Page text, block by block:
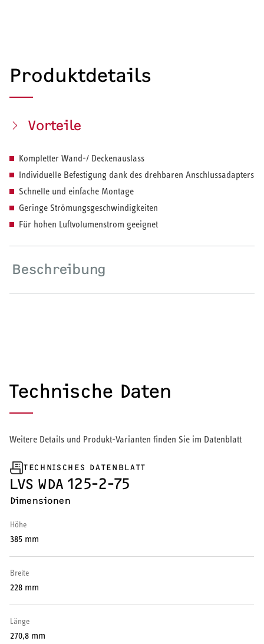
Nachtspeicherheizung
WARMWASSER
Durchlauferhitzer
Warmwasser-Wärmepumpe
Kochendwassergeräte
Händetrockner
Produktdetails
Vorteile
Kompletter Wand-/ Deckenauslass
Individuelle Befestigung dank des drehbaren Anschlussadapters
Schnelle und einfache Montage
Geringe Strömungsgeschwindigkeiten
Für hohen Luftvolumenstrom geeignet
Beschreibung
Technische Daten
Weitere Details und Produkt-Varianten finden Sie im Datenblatt
TECHNISCHES DATENBLATT
LVS WDA 125-2-75
Dimensionen
Höhe
385 mm
Breite
228 mm
Länge
270,8 mm